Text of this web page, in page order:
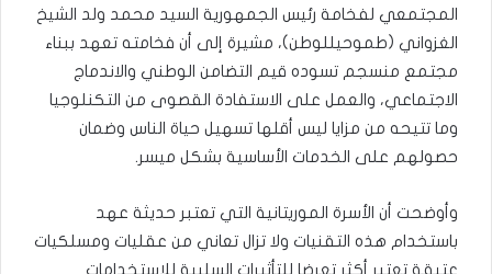
المجتمعي لفخامة رئيس الجمهورية السيد محمد ولد الشيخ
الغزواني (طموحيللوطن)، مشيرة إلى أن فخامته تعهد ببناء
مجتمع منسجم تسوده قيم التضامن الوطني والاندماج
الاجتماعي، والعمل على الاستفادة القصوى من التكنلوجيا
وما تتيحه من مزايا ليس أقلها تسهيل حياة الناس وضمان
حصولهم على الخدمات الأساسية بشكل ميسر.
وأوضحت أن الأسرة الموريتانية التي تعتبر حديثة عهد
باستخدام هذه التقنيات ولا تزال تعاني من عقليات ومسلكيات
عتيقة تعتبر أكثر تعرضا للتأثيرات السلبية للاستخدامات